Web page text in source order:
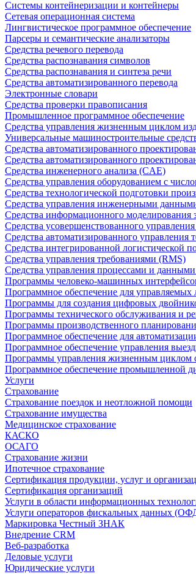
Системы контейнеризации и контейнеры
Сетевая операционная система
Лингвистическое программное обеспечение
Парсеры и семантические анализаторы
Средства речевого перевода
Средства распознавания символов
Средства распознавания и синтеза речи
Средства автоматизированного перевода
Электронные словари
Средства проверки правописания
Промышленное программное обеспечение
Средства управления жизненным циклом
Универсальные машиностроительные
Средства автоматизированного
Средства автоматизированного
Средства инженерного анализа (CAE)
Средства управления оборудованием с
Средства технологической подготовки
Средства управления инженерными
Средства информационного моделирования
Средства усовершенствованного
Средства автоматизированного управления
Средства интегрированной логистической
Средства управления требованиями (RMS)
Средства управления процессами и
Программы человеко-машинных
Программное обеспечение для управляемых
Программы для создания цифровых
Программы технического обслуживания и
Программы производственного
Программное обеспечение для
Программное обеспечение управления
Программы управления жизненным циклом
Программное обеспечение промышленной
Услуги
Страхование
Страхование поездок и неотложной помощи
Страхование имущества
Медицинское страхование
КАСКО
ОСАГО
Страхование жизни
Ипотечное страхование
Сертификация продукции, услуг и
Сертификация организаций
Услуги в области информационных
Услуги операторов фискальных данных
Маркировка Честный ЗНАК
Внедрение CRM
Веб-разработка
Деловые услуги
Юридические услуги